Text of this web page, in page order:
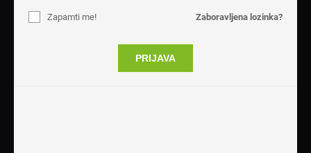
Zaboravljena lozinka?
Zapamti me!
PRIJAVA